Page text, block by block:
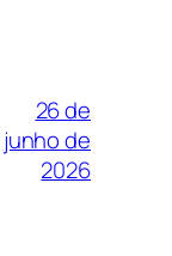
26 de
junho de
2026